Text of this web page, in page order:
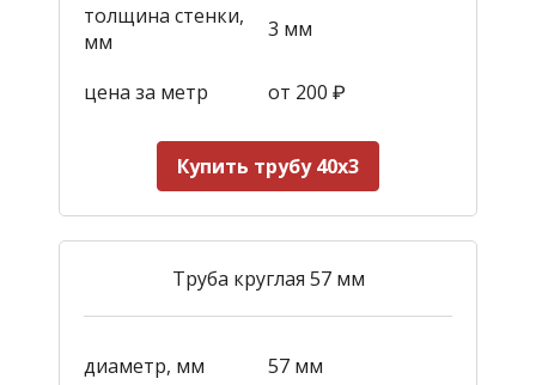
толщина стенки,
мм
3 мм
цена за метр от 200 ₽
Купить трубу 40х3
Труба круглая 57 мм
диаметр, мм
57 мм